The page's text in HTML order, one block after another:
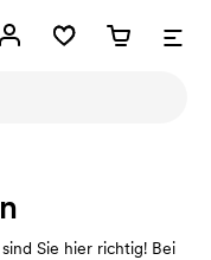
Sie hier richtig! Bei